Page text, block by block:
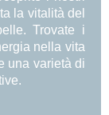
la vitalità del
Trovate i
nella vita
una varietà di